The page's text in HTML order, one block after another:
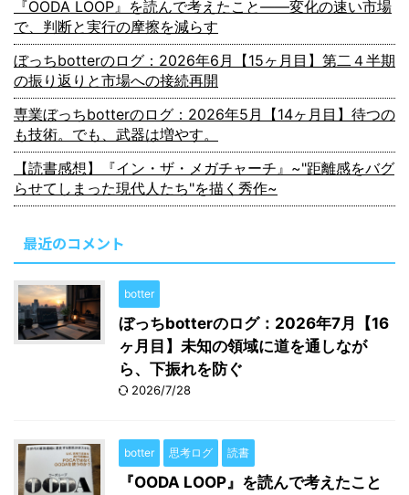
『OODA LOOP』を読んで考えたこと――変化の速い市場
で、判断と実行の摩擦を減らす
ぼっちbotterのログ：2026年6月【15ヶ月目】第二４半期
の振り返りと市場への接続再開
専業ぼっちbotterのログ：2026年5月【14ヶ月目】待つの
も技術。でも、武器は増やす。
【読書感想】『イン・ザ・メガチャーチ』~"距離感をバグ
らせてしまった現代人たち"を描く秀作~
最近のコメント
botter
ぼっちbotterのログ：2026年7月【16
ヶ月目】未知の領域に道を通しなが
ら、下振れを防ぐ
2026/7/28
botter 思考ログ 読書
『OODA LOOP』を読んで考えたこと